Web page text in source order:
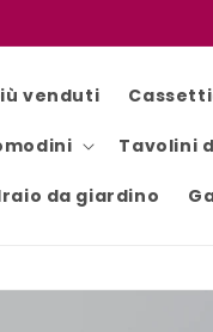
venduti
Tavolini
da giardino